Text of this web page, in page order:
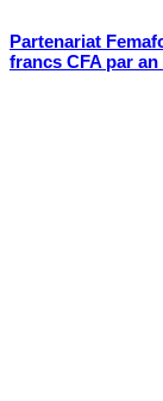
Partenariat
francs CFA par